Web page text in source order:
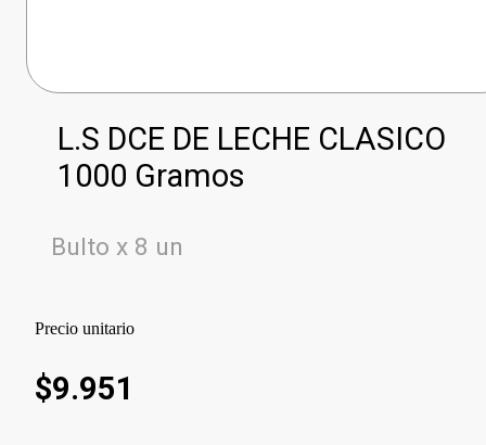
L.S DCE DE LECHE CLASICO
1000 Gramos
Bulto x 8 un
Precio unitario
$9.951